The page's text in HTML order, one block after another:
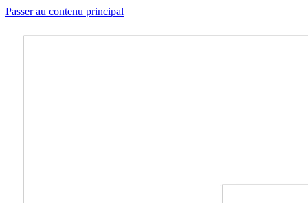
Passer au contenu principal